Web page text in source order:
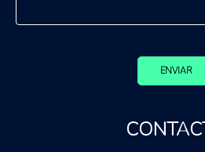
ENVIAR